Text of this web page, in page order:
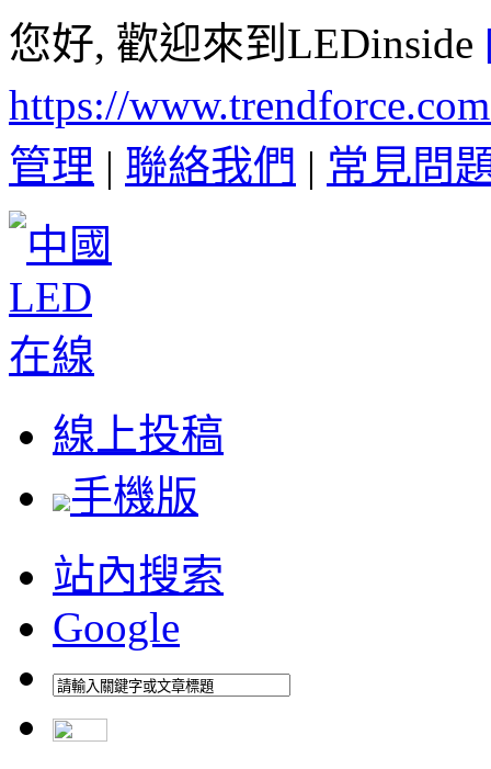
您好, 歡迎來到LEDinside
https://
管理 | 聯絡我們 | 常見問
線上投稿
手機版
站內搜索
Google